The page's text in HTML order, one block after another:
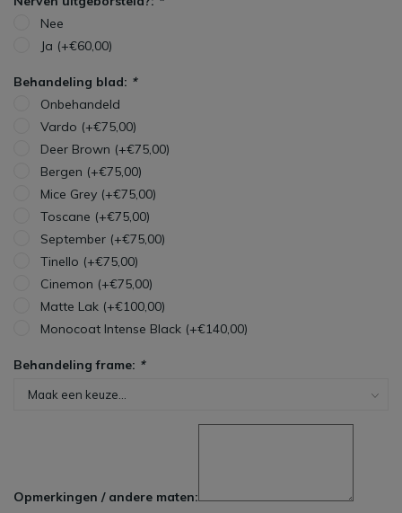
Nee
Ja (+€60,00)
Behandeling blad: *
Onbehandeld
Vardo (+€75,00)
Deer Brown (+€75,00)
Bergen (+€75,00)
Mice Grey (+€75,00)
Toscane (+€75,00)
September (+€75,00)
Tinello (+€75,00)
Cinemon (+€75,00)
Matte Lak (+€100,00)
Monocoat Intense Black (+€140,00)
Behandeling frame: *
Opmerkingen / andere maten: